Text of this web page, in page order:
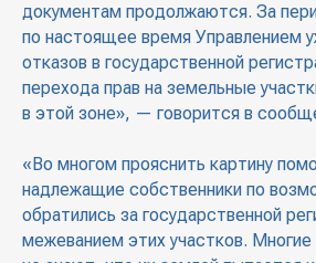
документам продолжаются. За
по настоящее время Управлением
отказов в государственной
перехода прав на земельные
в этой зоне», — говорится в
«Во многом прояснить картину
надлежащие собственники по
обратились за государственной
межеванием этих участков. Многие